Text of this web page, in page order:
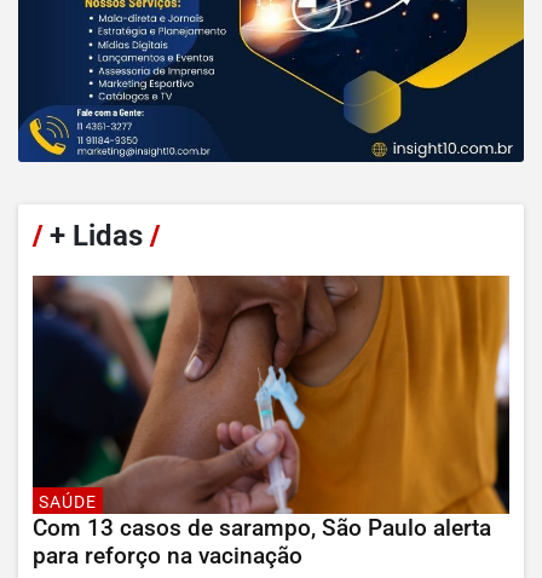
/+ Lidas /
SAÚDE
Com 13 casos de sarampo, São Paulo alerta
para reforço na vacinação